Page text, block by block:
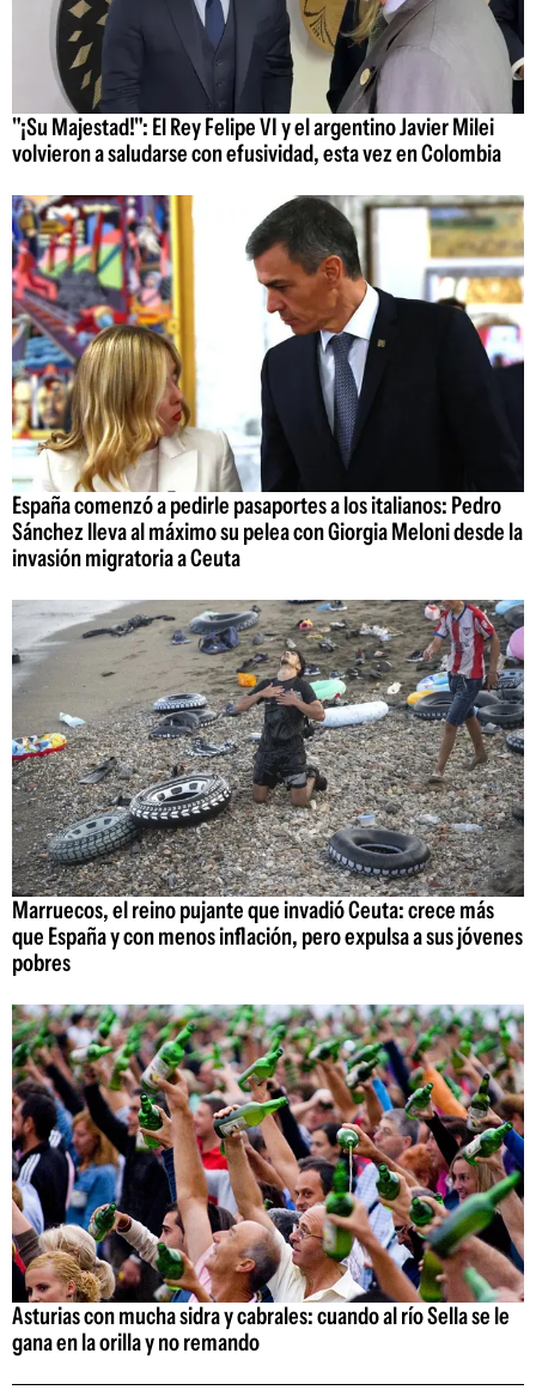
"¡Su Majestad!": El Rey Felipe VI y el argentino Javier Milei
volvieron a saludarse con efusividad, esta vez en Colombia
España comenzó a pedirle pasaportes a los italianos: Pedro
Sánchez lleva al máximo su pelea con Giorgia Meloni desde la
invasión migratoria a Ceuta
Marruecos, el reino pujante que invadió Ceuta: crece más
que España y con menos inflación, pero expulsa a sus jóvenes
pobres
Asturias con mucha sidra y cabrales: cuando al río Sella se le
gana en la orilla y no remando